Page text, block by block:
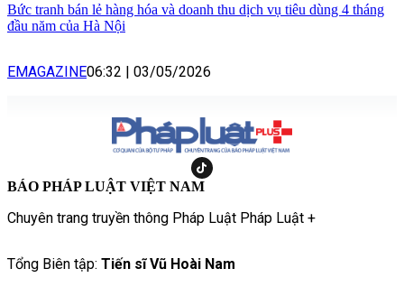
Bức tranh bán lẻ hàng hóa và doanh thu dịch vụ tiêu dùng 4 tháng
đầu năm của Hà Nội
EMAGAZINE06:32 | 03/05/2026
BÁO PHÁP LUẬT VIỆT NAM
Chuyên trang truyền thông Pháp Luật Pháp Luật +
Tổng Biên tập: Tiến sĩ Vũ Hoài Nam